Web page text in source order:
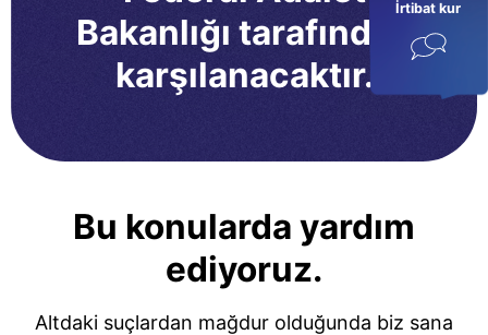
İrtibat kur
Bakanlığı tarafından
karşılanacaktır.
Bu konularda yardım
ediyoruz.
Altdaki suçlardan mağdur olduğunda biz sana